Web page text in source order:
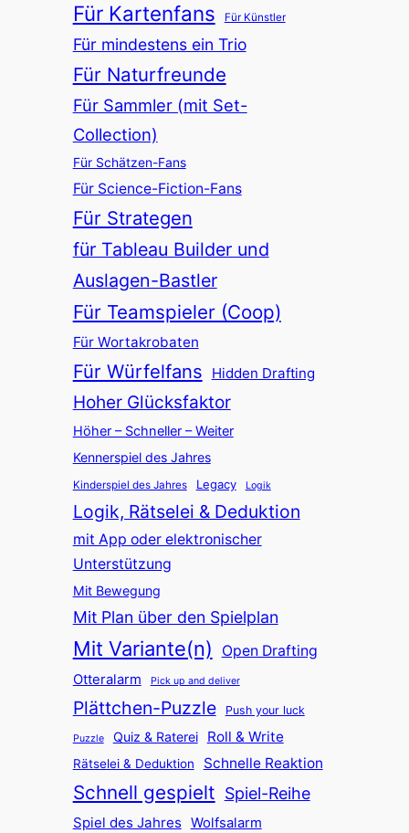
Für Kartenfans Für Künstler
Für mindestens ein Trio
Für Naturfreunde
Für Sammler (mit Set-
Collection)
Für Schätzen-Fans
Für Science-Fiction-Fans
Für Strategen
für Tableau Builder und
Auslagen-Bastler
Für Teamspieler (Coop)
Für Wortakrobaten
Für Würfelfans Hidden Drafting
Hoher Glücksfaktor
Höher – Schneller – Weiter
Kennerspiel des Jahres
Kinderspiel des Jahres Legacy Logik
Logik, Rätselei & Deduktion
mit App oder elektronischer
Unterstützung
Mit Bewegung
Mit Plan über den Spielplan
Mit Variante(n) Open Drafting
Otteralarm Pick up and deliver
Plättchen-Puzzle Push your luck
Puzzle Quiz & Raterei Roll & Write
Rätselei & Deduktion Schnelle Reaktion
Schnell gespielt Spiel-Reihe
Spiel des Jahres Wolfsalarm